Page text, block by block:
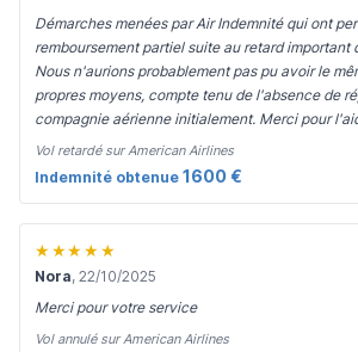
Démarches menées par Air Indemnité qui ont
remboursement partiel suite au retard important
Nous n'aurions probablement pas pu avoir le
propres moyens, compte tenu de l'absence de
compagnie aérienne initialement. Merci pour
Vol retardé sur American Airlines
Indemnité obtenue 1600 €
★★★★★
Nora, 22/10/2025
Merci pour votre service
Vol annulé sur American Airlines